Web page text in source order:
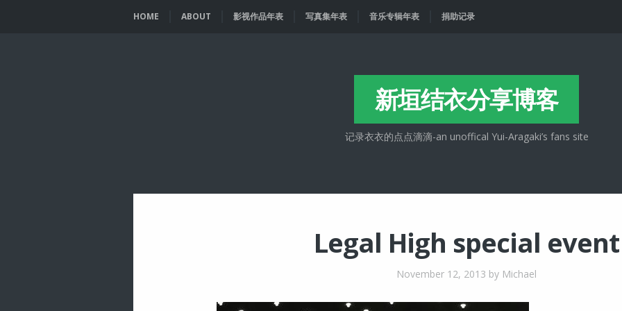
HOME ABOUT 影视作品年表 写真集年表 音乐专辑年表 捐助记录
新垣结衣分享博客
记录衣衣的点点滴滴-an unoffical Yui-Aragaki’s fans site
Legal High special event
November 12, 2013 by Michael